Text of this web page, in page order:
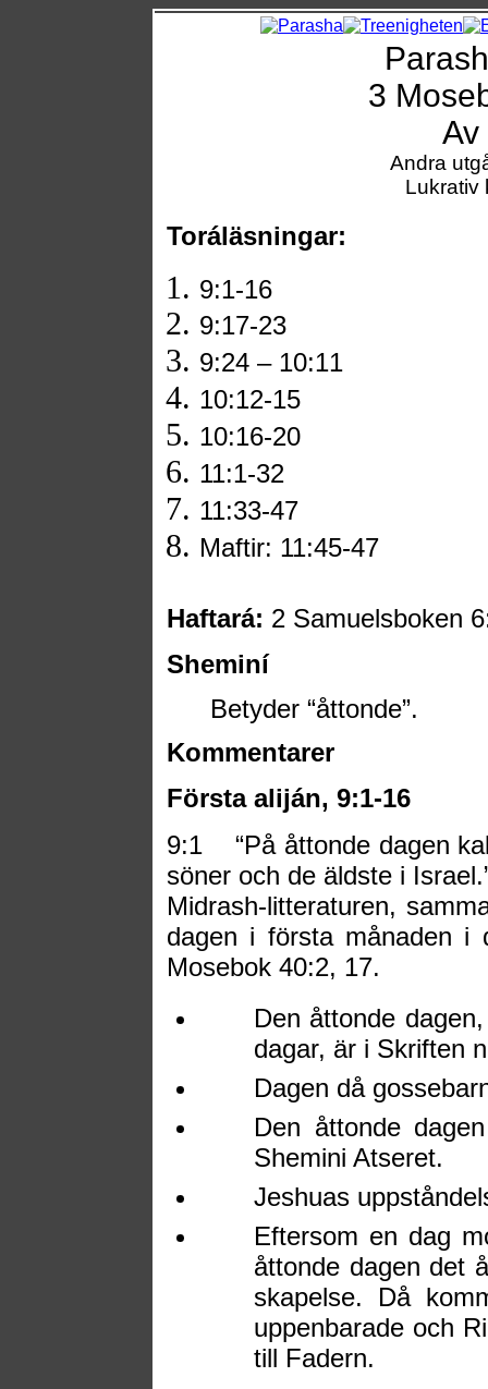
3
Av
Andra
Lukrativ
Toráläsningar:
9:1-16
9:17-23
9:24 – 10:11
10:12-15
10:16-20
11:1-32
11:33-47
Maftir: 11:45-47
Haftará: 2 Samuelsboken
Sheminí
Betyder “åttonde”.
Kommentarer
Första aliján, 9:1-16
9:1
“På åttonde dagen
söner och de äldste i
Midrash-litteraturen,
dagen i första månaden
Mosebok 40:2, 17.
Den åttonde
dagar, är i Skriften
Dagen då
Den åttonde
Shemini Atseret.
Jeshuas
Eftersom en dag
åttonde dagen det
skapelse. Då
uppenbarade och
till Fadern.